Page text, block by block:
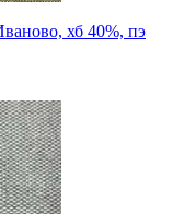
хб 40%, пэ